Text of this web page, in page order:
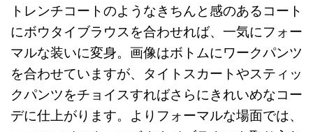
トレンチコートのようなきちんと感のあるコート
にボウタイブラウスを合わせれば、一気にフォー
マルな装いに変身。画像はボトムにワークパンツ
を合わせていますが、タイトスカートやスティッ
クパンツをチョイスすればさらにきれいめなコー
デに仕上がります。よりフォーマルな場面では、